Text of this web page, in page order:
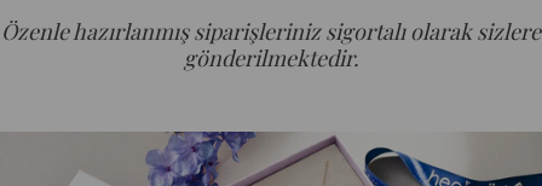
Özenle hazırlanmış siparişleriniz sigortalı olarak sizlere
gönderilmektedir.